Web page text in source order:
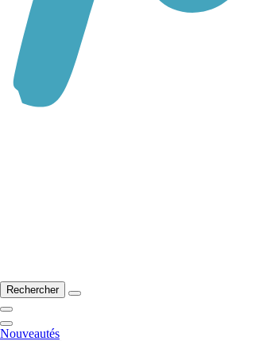
Rechercher
Nouveautés